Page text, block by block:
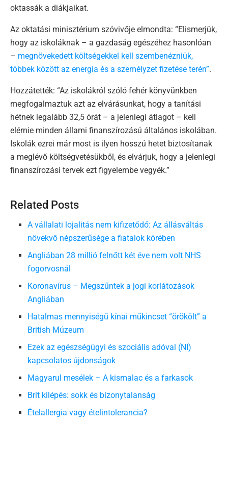
oktassák a diákjaikat.
Az oktatási minisztérium szóvivője elmondta: “Elismerjük,
hogy az iskoláknak – a gazdaság egészéhez hasonlóan
– megnövekedett költségekkel kell szembenézniük,
többek között az energia és a személyzet fizetése terén”.
Hozzátették: “Az iskolákról szóló fehér könyvünkben
megfogalmaztuk azt az elvárásunkat, hogy a tanítási
hétnek legalább 32,5 órát – a jelenlegi átlagot – kell
elérnie minden állami finanszírozású általános iskolában.
Iskolák ezrei már most is ilyen hosszú hetet biztosítanak
a meglévő költségvetésükből, és elvárjuk, hogy a jelenlegi
finanszírozási tervek ezt figyelembe vegyék.”
Related Posts
A vállalati lojalitás nem kifizetődő: Az állásváltás
növekvő népszerűsége a fiatalok körében
Angliában 28 millió felnőtt két éve nem volt NHS
fogorvosnál
Koronavírus – Megszűntek a jogi korlátozások
Angliában
Hatalmas mennyiségű kínai műkincset “örökölt” a
British Múzeum
Ezek az egészségügyi és szociális adóval (NI)
kapcsolatos újdonságok
Magyarul mesélek – A kismalac és a farkasok
Brit kilépés: sokk és bizonytalanság
Ételallergia vagy ételintolerancia?